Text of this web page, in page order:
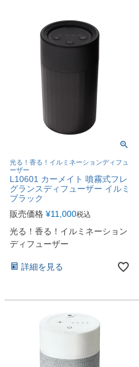
光る！香る！イルミネーションディフュ
ーザー
L10601 カーメイト 噴霧式フレ
グランスディフューザー イルミ
ブラック
販売価格 ¥11,000税込
光る！香る！イルミネーション
ディフューザー
詳細を見る